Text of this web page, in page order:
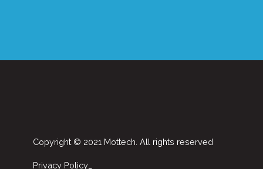
Copyright © 2021 Mottech. All rights reserved
Privacy Policy_